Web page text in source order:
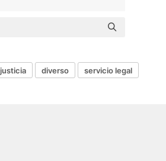
diverso servicio legal